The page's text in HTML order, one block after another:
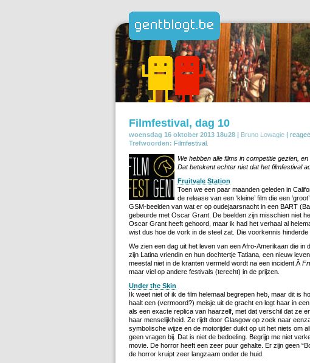
Filmfestival, dag 10
woensdag 16 oktober 2013 18u28 | Bruno Lowagie |
Trefwoorden: Filmfestival
We hebben alle films in competitie gezien,
Dat betekent echter niet dat het filmfestival
Fruitvale Station
Toen we een paar maanden geleden in
de release van een ‘kleine’ film die een
GSM-beelden van wat er op oudejaarsnacht in een BART
gebeurde met Oscar Grant. De beelden zijn misschien niet
Oscar Grant heeft gehoord, maar ik had het verhaal al
wist dus hoe de vork in de steel zat. Die voorkennis hinderde
We zien een dag uit het leven van een Afro-Amerikaan die in
zijn Latina vriendin en hun dochtertje Tatiana, een nieuw
meestal niet in de kranten vermeld wordt na een incident.Â
maar viel op andere festivals (terecht) in de prijzen.
Under the Skin
Ik weet niet of ik de film helemaal begrepen heb, maar dit is
haalt een (vermoord?) meisje uit de gracht en legt haar in
als een exacte replica van haarzelf, met dat verschil dat ze
haar menselijkheid. Ze rijdt door Glasgow op zoek naar
symbolische wijze en de motorijder duikt op uit het niets om
geen vragen bij. Dat is niet de bedoeling. Begrijp me niet
movie. De horror heeft een zeer puur gehalte. Er zijn geen
de horror kruipt zeer langzaam onder de huid.